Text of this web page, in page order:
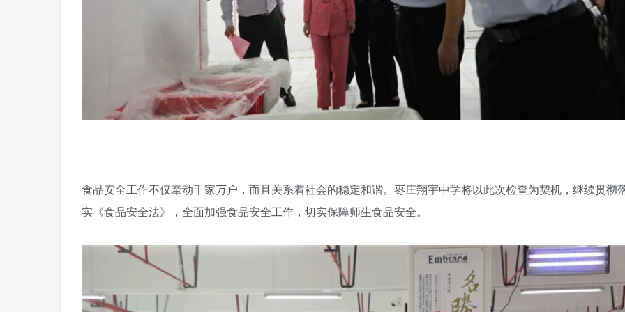
食品安全工作不仅牵动千家万户，而且关系着社会的稳定和谐。枣庄翔宇中学将以此次检查为契机，继续贯彻
实《食品安全法》，全面加强食品安全工作，切实保障师生食品安全。